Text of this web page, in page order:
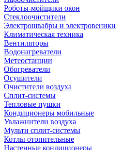
Роботы-мойщики окон
Стеклоочистители
Электрошвабры и электровеники
Климатическая техника
Вентиляторы
Водонагреватели
Метеостанции
Обогреватели
Осушители
Очистители воздуха
Сплит-системы
Тепловые пушки
Кондиционеры мобильные
Увлажнители воздуха
Мульти сплит-системы
Котлы отопительные
Настенные кондиционеры